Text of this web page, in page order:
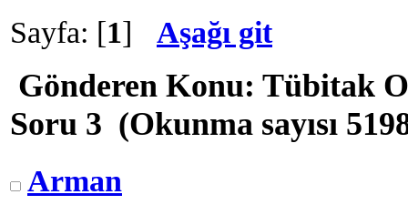
Sayfa: [1] Aşağı git
Gönderen Konu: Tübitak
Soru 3 (Okunma sayısı
Arman